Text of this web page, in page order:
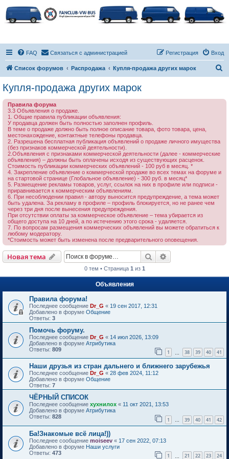
FAQ Связаться с администрацией Вход
Регистрация
Список форумов Распродажа Купля-продажа других марок
Купля-продажа других марок
Правила форума
3.3 Объявления о продаже.
1. Общие правила публикации объявления:
У продавца должен быть полностью заполнен профиль.
В теме о продаже должно быть полное описание товара, фото товара, цена,
местонахождение, контактные телефоны продавца.
2. Разрешена бесплатная публикация объявлений о продаже личного имущества
(без признаков коммерческой деятельности).
2.Объявления с признаками коммерческой деятельности (далее - коммерческие
объявления) – должны быть оплачены исходя из существующих расценок.
Стоимость публикации коммерческих объявлений - 100 руб в месяц. *
4. Закрепление объявление о коммерческой продаже во всех темах на форуме и
на стартовой странице (Глобальное объявление) - 300 руб. в месяц*
5. Размещение рекламы товаров, услуг, ссылок на них в профиле или подписи -
приравнивается к коммерческим объявлениям.
6. При несоблюдении правил - автору выносится предупреждение, а тема может
быть удалена. За рекламу в профиле – профиль блокируется, но не ранее чем
через три дня после вынесения предупреждения.
При отсутствии оплаты за коммерческое объявление – тема убирается из
общего доступа на 10 дней, а по истечению этого срока - удаляется.
7. По вопросам размещения коммерческих объявлений вы можете обратиться к
любому модератору.
*Стоимость может быть изменена после предварительного оповещения.
Новая тема Поиск
0 тем • Страница 1 из 1
Объявления
Правила форума!
Последнее сообщение Dr_G « 19 сен 2017, 12:31
Добавлено в форуме Общение
Ответы: 3
Помочь форуму.
Последнее сообщение Dr_G « 14 июл 2026, 13:09
Добавлено в форуме Атрибутика
Ответы: 809 1 38 39 40 41
Наши друзья из стран дальнего и ближнего зарубежья
Последнее сообщение Dr_G « 28 фев 2024, 11:12
Добавлено в форуме Общение
Ответы: 7
ЧЁРНЫЙ СПИСОК
Последнее сообщение хухнилох « 11 окт 2021, 13:53
Добавлено в форуме Атрибутика
Ответы: 828 1 … 39 40 41 42
Ба!Знакомые всё лица!))
Последнее сообщение moiseev « 17 сен 2022, 07:13
Добавлено в форуме Наши услуги
Ответы: 473 1 21 22 23 24